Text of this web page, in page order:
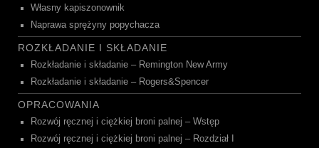
Własny kapiszonownik
Naprawa sprężyny popychacza
ROZKŁADANIE I SKŁADANIE
Rozkładanie i składanie – Remington New Army
Rozkładanie i składanie – Rogers&Spencer
OPRACOWANIA
Rozwój ręcznej i ciężkiej broni palnej – Wstęp
Rozwój ręcznej i ciężkiej broni palnej – Rozdział I